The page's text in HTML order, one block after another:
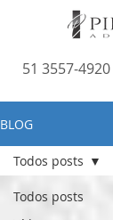
51 3557-4920
BLOG
Todos posts
Todos posts